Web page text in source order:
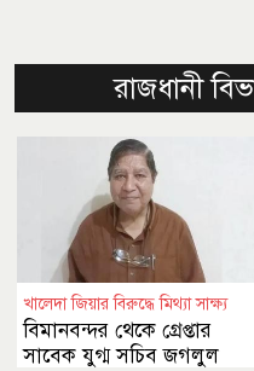
রাজধানী
খালেদা জিয়ার বিরুদ্ধে মিথ্যা সাক্ষ্য
বিমানবন্দর থেকে গ্রেপ্তার
সাবেক যুগ্ম সচিব জগলুল